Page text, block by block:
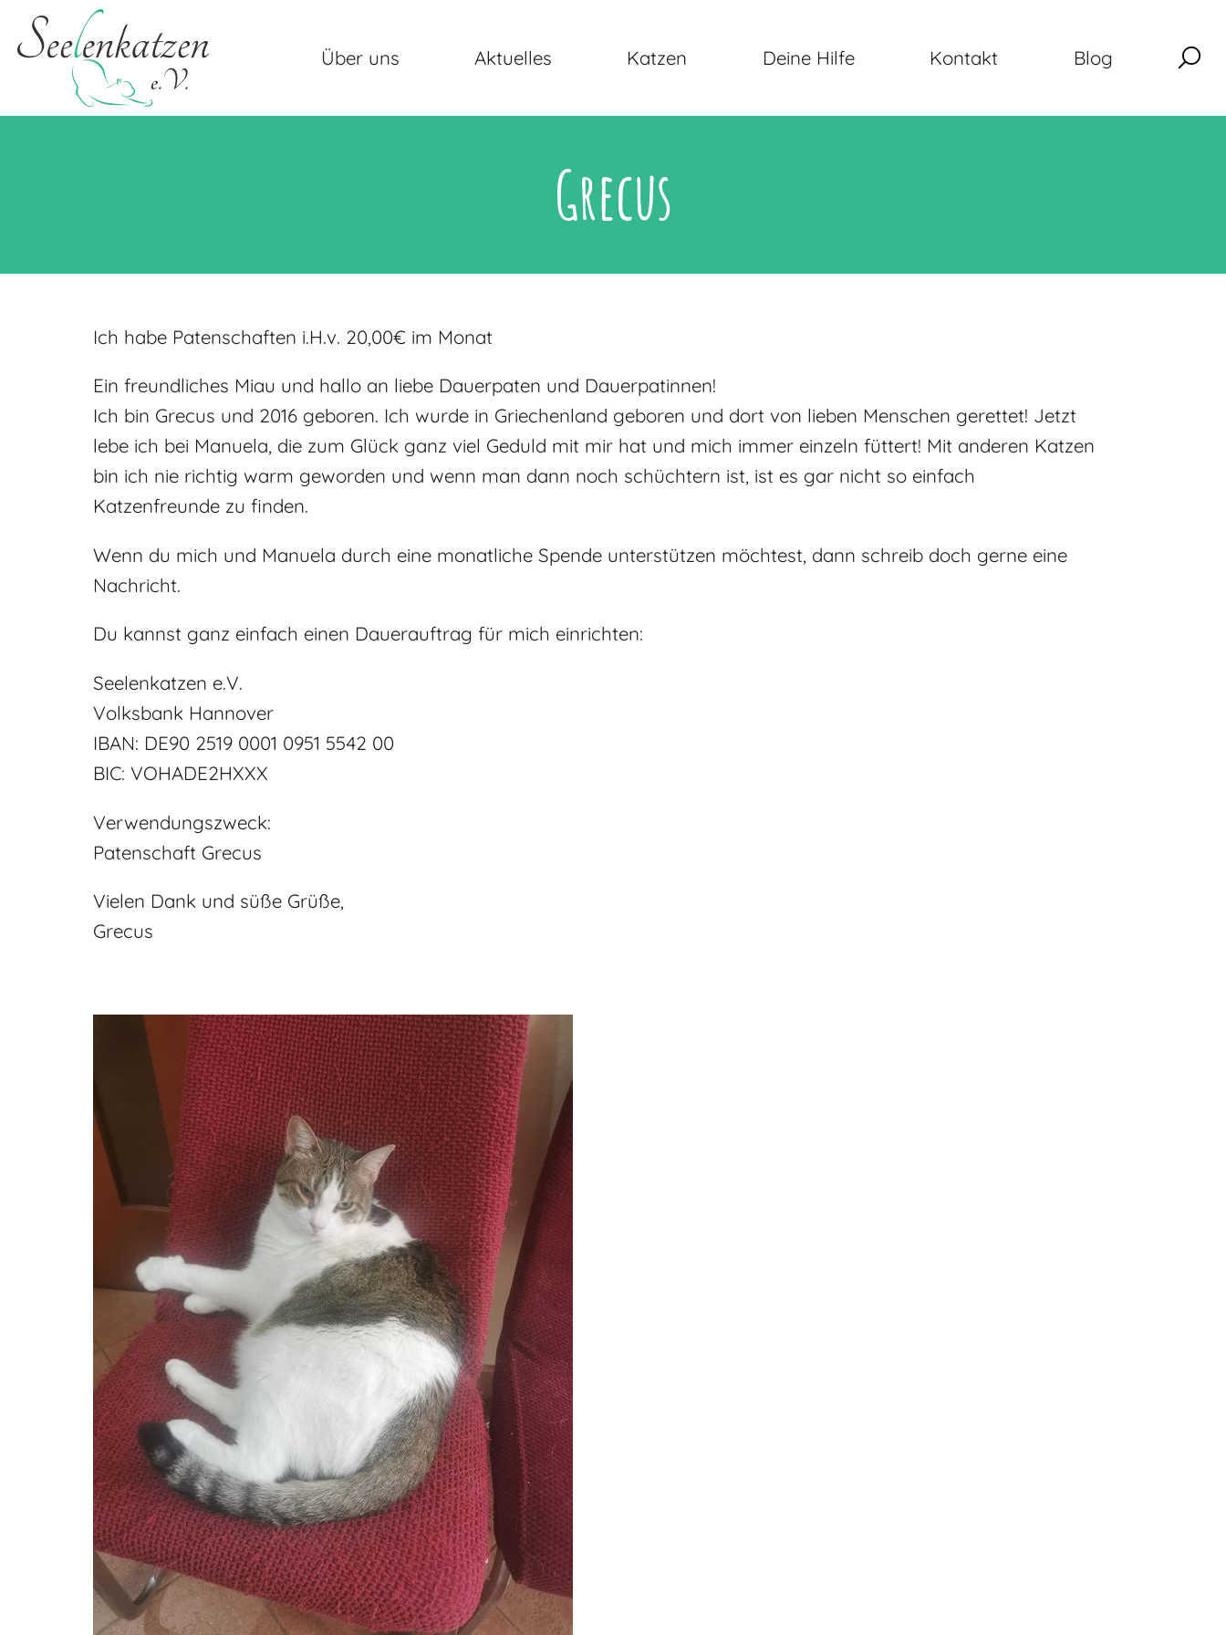
Über uns Aktuelles Katzen Deine Hilfe Kontakt Blog
Grecus
Ich habe Patenschaften i.H.v. 20,00€ im Monat
Ein freundliches Miau und hallo an liebe Dauerpaten und Dauerpatinnen!
Ich bin Grecus und 2016 geboren. Ich wurde in Griechenland geboren und dort von lieben Menschen gerettet! Jetzt
lebe ich bei Manuela, die zum Glück ganz viel Geduld mit mir hat und mich immer einzeln füttert! Mit anderen Katzen
bin ich nie richtig warm geworden und wenn man dann noch schüchtern ist, ist es gar nicht so einfach
Katzenfreunde zu finden.
Wenn du mich und Manuela durch eine monatliche Spende unterstützen möchtest, dann schreib doch gerne eine
Nachricht.
Du kannst ganz einfach einen Dauerauftrag für mich einrichten:
Seelenkatzen e.V.
Volksbank Hannover
IBAN: DE90 2519 0001 0951 5542 00
BIC: VOHADE2HXXX
Verwendungszweck:
Patenschaft Grecus
Vielen Dank und süße Grüße,
Grecus